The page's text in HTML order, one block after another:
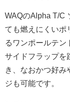
WAQのAlpha T/C
ても燃えにくいポ
るワンポールテン
サイドフラップを
き、なおかつ好み
ジも可能です。